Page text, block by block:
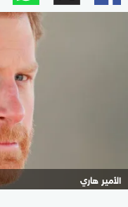
الأمير هاري